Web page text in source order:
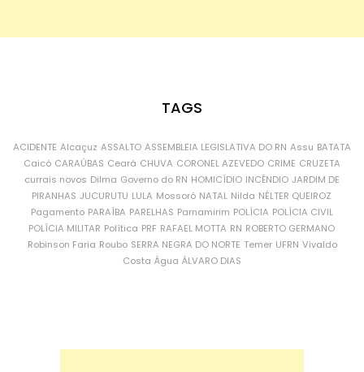
TAGS
ACIDENTE Alcaçuz ASSALTO ASSEMBLEIA LEGISLATIVA DO RN Assu BATATA
Caicó CARAÚBAS Ceará CHUVA CORONEL AZEVEDO CRIME CRUZETA
currais novos Dilma Governo do RN HOMICÍDIO INCÊNDIO JARDIM DE
PIRANHAS JUCURUTU LULA Mossoró NATAL Nilda NÉLTER QUEIROZ
Pagamento PARAÍBA PARELHAS Parnamirim POLÍCIA POLÍCIA CIVIL
POLÍCIA MILITAR Política PRF RAFAEL MOTTA RN ROBERTO GERMANO
Robinson Faria Roubo SERRA NEGRA DO NORTE Temer UFRN Vivaldo
Costa Água ÁLVARO DIAS